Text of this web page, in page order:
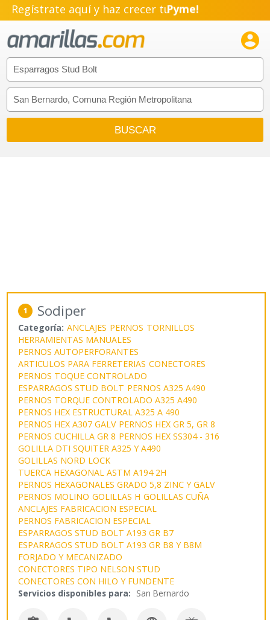
Regístrate aquí y haz crecer tuPyme!
Emprendimiento!

1 Sodiper
Categoría: ANCLAJES PERNOS TORNILLOS
HERRAMIENTAS MANUALES
PERNOS AUTOPERFORANTES
ARTICULOS PARA FERRETERIAS CONECTORES
PERNOS TOQUE CONTROLADO
ESPARRAGOS STUD BOLT PERNOS A325 A490
PERNOS TORQUE CONTROLADO A325 A490
PERNOS HEX ESTRUCTURAL A325 A 490
PERNOS HEX A307 GALV PERNOS HEX GR 5, GR 8
PERNOS CUCHILLA GR 8 PERNOS HEX SS304 - 316
GOLILLA DTI SQUITER A325 Y A490
GOLILLAS NORD LOCK
TUERCA HEXAGONAL ASTM A194 2H
PERNOS HEXAGONALES GRADO 5,8 ZINC Y GALV
PERNOS MOLINO GOLILLAS H GOLILLAS CUÑA
ANCLAJES FABRICACION ESPECIAL
PERNOS FABRICACION ESPECIAL
ESPARRAGOS STUD BOLT A193 GR B7
ESPARRAGOS STUD BOLT A193 GR B8 Y B8M
FORJADO Y MECANIZADO
CONECTORES TIPO NELSON STUD
CONECTORES CON HILO Y FUNDENTE
Servicios disponibles para: San Bernardo